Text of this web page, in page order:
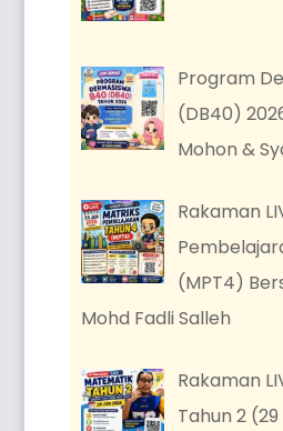
Program
(DB40)
Mohon &
Rakaman
(MPT4)
Mohd Fadli Salleh
Rakaman
Tahun 2